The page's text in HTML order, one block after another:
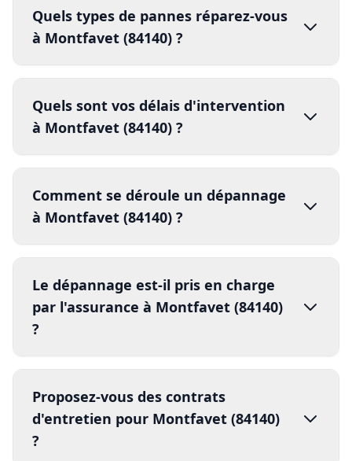
Moteur en panne
Serrureforcée
pièces de
rechange
intervention sous 30 minutes
jour même 48h
Comment se déroule un dépannage
à Montfavet (84140) ?
2.
3. réparation
4.
compte rendu détaillé
Le dépannage est-il pris en charge
par l'assurance à Montfavet (84140)
vandalisme effraction
dégâts climatiques
assurance
facture détaillée
Proposez-vous des contrats
?
contrats d'entretien annuels
80% les risques de panne
Nos autres services à
Montfavet